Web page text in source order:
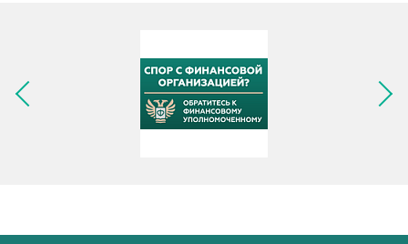
Следующее изображение